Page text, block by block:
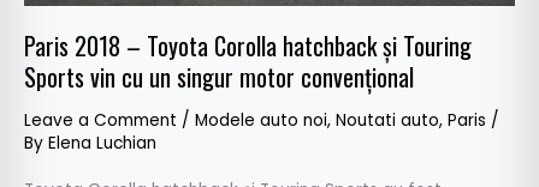
Paris 2018 – Toyota Corolla hatchback și Touring
Sports vin cu un singur motor convențional
Leave a Comment / Modele auto noi, Noutati auto, Paris /
By Elena Luchian
cu
un
singur
convențional